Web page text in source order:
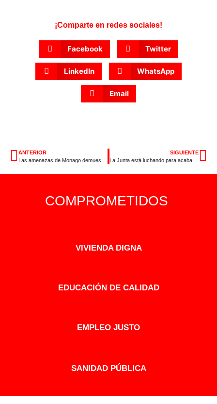
¡Comparte en redes sociales!
Facebook Twitter
LinkedIn WhatsApp
Email
ANTERIOR
SIGUIENTE
COMPROMETIDOS
VIVIENDA DIGNA
EDUCACIÓN DE CALIDAD
EMPLEO JUSTO
SANIDAD PÚBLICA